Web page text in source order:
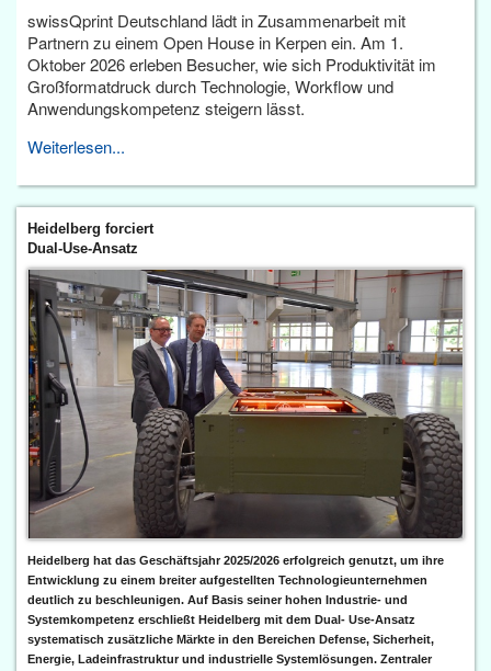
swissQprint Deutschland lädt in Zusammenarbeit mit
Partnern zu einem Open House in Kerpen ein. Am 1.
Oktober 2026 erleben Besucher, wie sich Produktivität im
Großformatdruck durch Technologie, Workflow und
Anwendungskompetenz steigern lässt.
Weiterlesen...
Heidelberg forciert
Dual-Use-Ansatz
Heidelberg hat das Geschäftsjahr 2025/2026 erfolgreich genutzt, um ihre
Entwicklung zu einem breiter aufgestellten Technologieunternehmen
deutlich zu beschleunigen. Auf Basis seiner hohen Industrie- und
Systemkompetenz erschließt Heidelberg mit dem Dual- Use-Ansatz
systematisch zusätzliche Märkte in den Bereichen Defense, Sicherheit,
Energie, Ladeinfrastruktur und industrielle Systemlösungen. Zentraler